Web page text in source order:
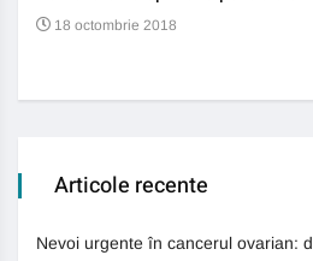
18 octombrie 2018
Articole recente
Nevoi urgente în cancerul ovarian: